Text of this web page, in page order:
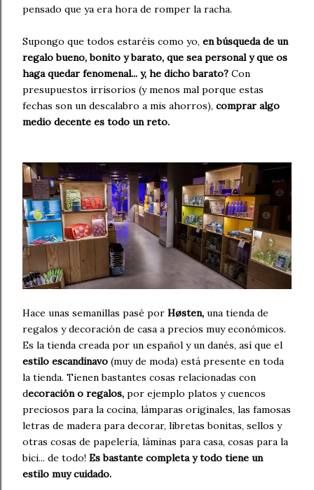
pensado que ya era hora de romper la racha.
Supongo que todos estaréis como yo, en búsqueda de un
regalo bueno, bonito y barato, que sea personal y que os
haga quedar fenomenal... y, he dicho barato? Con
presupuestos irrisorios (y menos mal porque estas
fechas son un descalabro a mis ahorros), comprar algo
medio decente es todo un reto.
Hace unas semanillas pasé por Høsten, una tienda de
regalos y decoración de casa a precios muy económicos.
Es la tienda creada por un español y un danés, así que el
estilo escandinavo (muy de moda) está presente en toda
la tienda. Tienen bastantes cosas relacionadas con
decoración o regalos, por ejemplo platos y cuencos
preciosos para la cocina, lámparas originales, las famosas
letras de madera para decorar, libretas bonitas, sellos y
otras cosas de papelería, láminas para casa, cosas para la
bici... de todo! Es bastante completa y todo tiene un
estilo muy cuidado.